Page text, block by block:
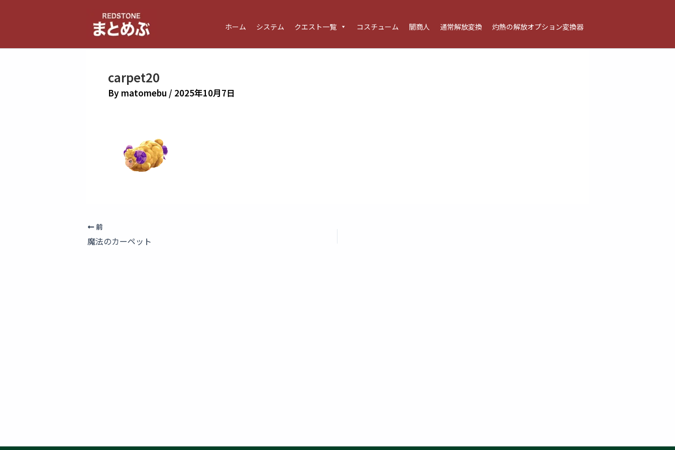
ス
ホーム システム クエスト一覧 コスチューム 闇商人 通常解放変換 灼熱の解放オプション変換器
carpet20
By matomebu / 2025年10月7日
前
魔法のカーペット